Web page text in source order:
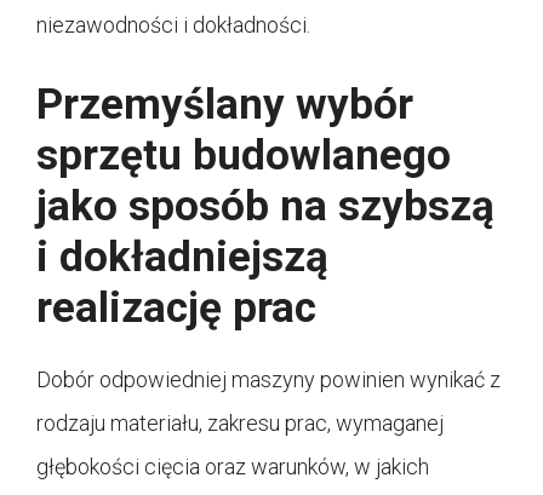
niezawodności i dokładności.
Przemyślany wybór
sprzętu budowlanego
jako sposób na szybszą
i dokładniejszą
realizację prac
Dobór odpowiedniej maszyny powinien wynikać z
rodzaju materiału, zakresu prac, wymaganej
głębokości cięcia oraz warunków, w jakich